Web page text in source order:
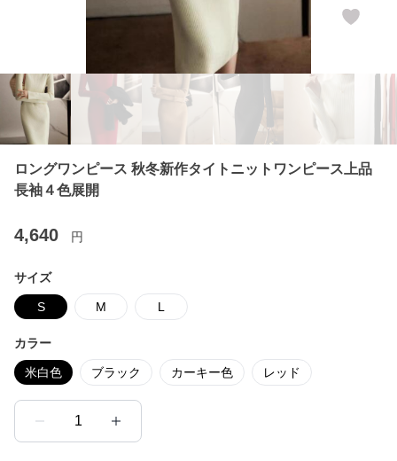
ロングワンピース 秋冬新作タイトニットワンピース上品
長袖４色展開
4,640 円
サイズ
S M L
カラー
米白色 ブラック カーキー色 レッド
1